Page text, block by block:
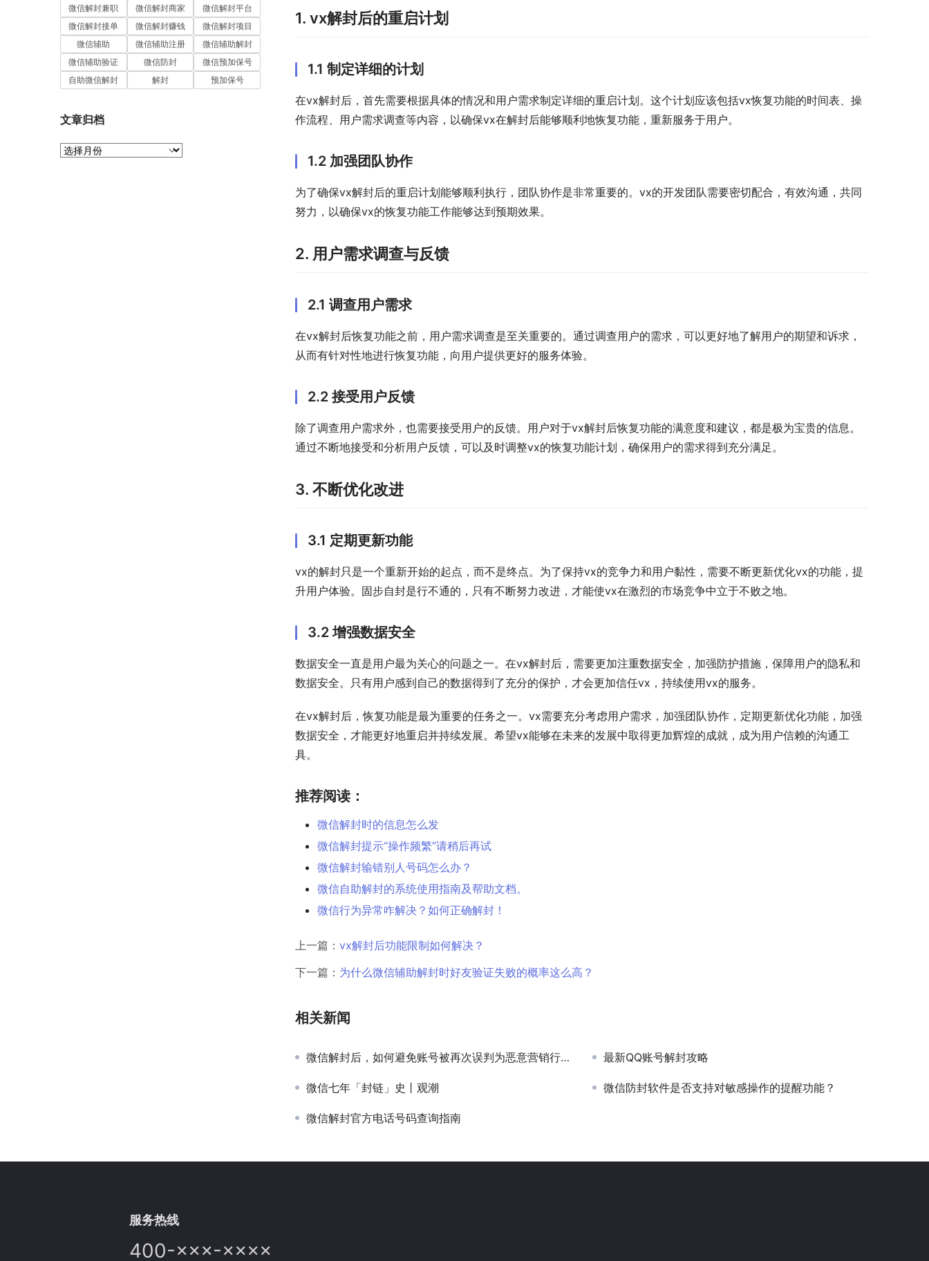
1. vx解封后的重启计划
1.1 制定详细的计划
在vx解封后，首先需要根据具体的情况和用户需求制定详细的重启计划。这个计划应该包括vx恢复功能的时间表、操
作流程、用户需求调查等内容，以确保vx在解封后能够顺利地恢复功能，重新服务于用户。
1.2 加强团队协作
为了确保vx解封后的重启计划能够顺利执行，团队协作是非常重要的。vx的开发团队需要密切配合，有效沟通，共同
努力，以确保vx的恢复功能工作能够达到预期效果。
2. 用户需求调查与反馈
2.1 调查用户需求
在vx解封后恢复功能之前，用户需求调查是至关重要的。通过调查用户的需求，可以更好地了解用户的期望和诉求，
从而有针对性地进行恢复功能，向用户提供更好的服务体验。
2.2 接受用户反馈
除了调查用户需求外，也需要接受用户的反馈。用户对于vx解封后恢复功能的满意度和建议，都是极为宝贵的信息。
通过不断地接受和分析用户反馈，可以及时调整vx的恢复功能计划，确保用户的需求得到充分满足。
3. 不断优化改进
3.1 定期更新功能
vx的解封只是一个重新开始的起点，而不是终点。为了保持vx的竞争力和用户黏性，需要不断更新优化vx的功能，提
升用户体验。固步自封是行不通的，只有不断努力改进，才能使vx在激烈的市场竞争中立于不败之地。
3.2 增强数据安全
数据安全一直是用户最为关心的问题之一。在vx解封后，需要更加注重数据安全，加强防护措施，保障用户的隐私和
数据安全。只有用户感到自己的数据得到了充分的保护，才会更加信任vx，持续使用vx的服务。
在vx解封后，恢复功能是最为重要的任务之一。vx需要充分考虑用户需求，加强团队协作，定期更新优化功能，加强
数据安全，才能更好地重启并持续发展。希望vx能够在未来的发展中取得更加辉煌的成就，成为用户信赖的沟通工
具。
推荐阅读：
微信解封时的信息怎么发
微信解封提示“操作频繁”请稍后再试
微信解封输错别人号码怎么办？
微信自助解封的系统使用指南及帮助文档。
微信行为异常咋解决？如何正确解封！
上一篇： vx解封后功能限制如何解决？
下一篇： 为什么微信辅助解封时好友验证失败的概率这么高？
相关新闻
微信解封后，如何避免账号被再次误判为恶意营销行为？ 最新QQ账号解封攻略
微信七年「封链」史丨观潮 微信防封软件是否支持对敏感操作的提醒功能？
微信解封官方电话号码查询指南
微信解封兼职
微信解封商家
微信解封平台
微信解封接单
微信解封赚钱
微信解封项目
微信辅助
微信辅助注册
微信辅助解封
微信辅助验证
微信防封
微信预加保号
自助微信解封
解封 预加保号
文章归档
文
服务热线
400-×××-××××